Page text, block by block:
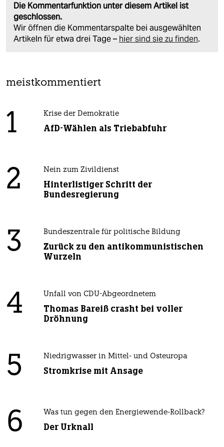
Die Kommentarfunktion unter diesem Artikel ist
geschlossen.
Wir öffnen die Kommentarspalte bei ausgewählten
Artikeln für etwa drei Tage – hier sind sie zu finden.
meistkommentiert
1 Krise der Demokratie
AfD-Wählen als Triebabfuhr
2 Nein zum Zivildienst
Hinterlistiger Schritt der
Bundesregierung
3 Bundeszentrale für politische Bildung
Zurück zu den antikommunistischen
Wurzeln
4 Unfall von CDU-Abgeordnetem
Thomas Bareiß crasht bei voller
Dröhnung
5 Niedrigwasser in Mittel- und Osteuropa
Stromkrise mit Ansage
6 Was tun gegen den Energiewende-Rollback?
Der Urknall